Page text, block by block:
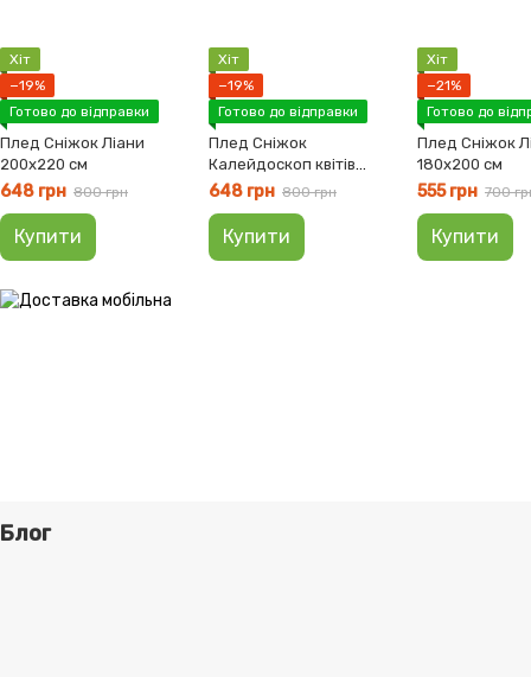
Хіт
−19%
Готово до відправки
Плед Сніжок Ліани
200x220 см
648 грн 800 грн
Купити
Хіт
−19%
Готово до відправки
Плед Сніжок
Калейдоскоп квітів
200х220 см
648 грн 800 грн
Купити
Хіт
−21%
Готово до
Плед Сніжок
180x200 см
555 грн 700
Купити
Блог